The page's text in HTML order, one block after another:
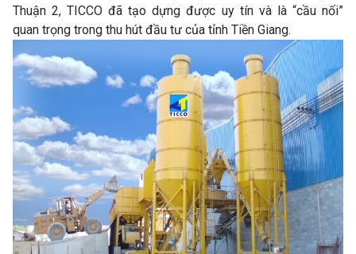
Thuận 2, TICCO đã tạo dựng được uy tín và là “cầu nối”
quan trọng trong thu hút đầu tư của tỉnh Tiền Giang.